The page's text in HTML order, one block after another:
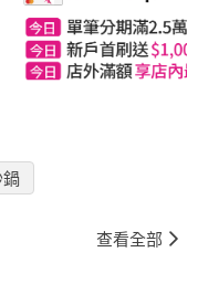
查看全部